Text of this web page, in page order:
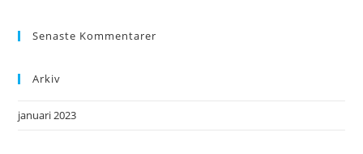
Senaste Kommentarer
Arkiv
januari 2023